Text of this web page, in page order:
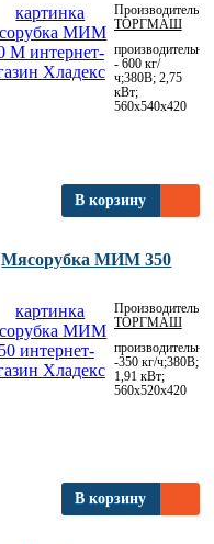
Производитель:
ТОРГМАШ
- 600 кг/
ч;380В; 2,75
кВт;
560х540х420
В корзину
Мясорубка МИМ 350
Производитель:
ТОРГМАШ
-350 кг/ч;380В;
1,91 кВт;
560х520х420
В корзину